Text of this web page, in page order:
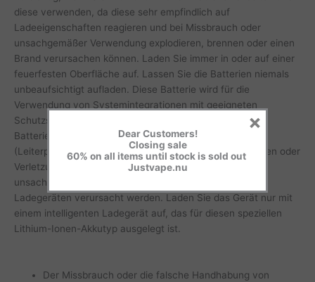
diese verwenden, da diese sehr empfindlich auf
Ladeeigenschaften reagieren und bei Missbrauch oder
unsachgemäßer Verwendung explodieren, brennen oder einen
Brand verursachen können. Laden Sie immer in oder auf einer
feuerfesten Oberfläche auf. Lassen Sie die Batterien niemals
unbeaufsichtigt aufladen. Diese Batterie wird für die
Verwendung von Systemintegrationen mit geeigneten
Schutzschaltungen oder Batteriepacks mit einem
Batteriemanagementsystem oder einer Leiterplatte
(Leiterplatte / Modul) verkauft. Der Käufer ist für Schäden oder
Verletzungen verantwortlich, die durch Missbrauch oder
unsachgemäßen Umgang mit Lithium-Ionen-Akkus und
Ladegeräten verursacht werden. Laden Sie das Gerät nur mit
einem intelligenten Ladegerät auf, das für diesen speziellen
Lithium-Ionen-Akkutyp ausgelegt ist.
Der Missbrauch oder die falsche Handhabung von
Dear Customers!
Closing sale
60% on all items until stock is sold out
Justvape.nu
×